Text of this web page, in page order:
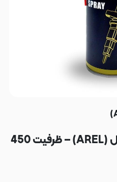
🧴 اسپری انژکتور شوی آرل (AREL) – ظرفیت 450